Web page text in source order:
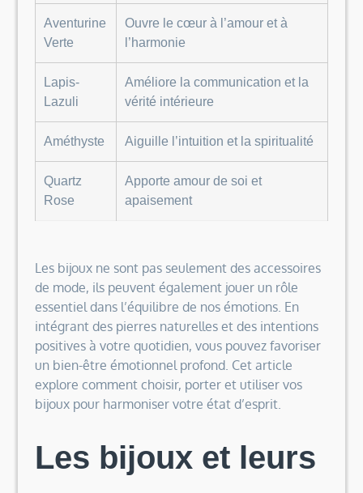
Aventurine
Verte
Ouvre le cœur à l’amour et à
l’harmonie
Lapis-
Lazuli
Améliore la communication et la
vérité intérieure
Améthyste Aiguille l’intuition et la spiritualité
Quartz
Rose
Apporte amour de soi et
apaisement
Les bijoux ne sont pas seulement des accessoires
de mode, ils peuvent également jouer un rôle
essentiel dans l’équilibre de nos émotions. En
intégrant des pierres naturelles et des intentions
positives à votre quotidien, vous pouvez favoriser
un bien-être émotionnel profond. Cet article
explore comment choisir, porter et utiliser vos
bijoux pour harmoniser votre état d’esprit.
Les bijoux et leurs